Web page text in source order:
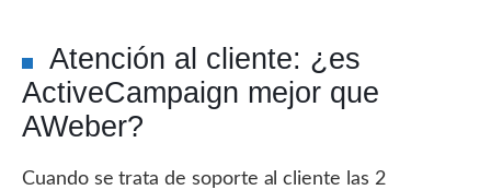
Atención al cliente: ¿es
ActiveCampaign mejor que
AWeber?
Cuando se trata de soporte al cliente las 2